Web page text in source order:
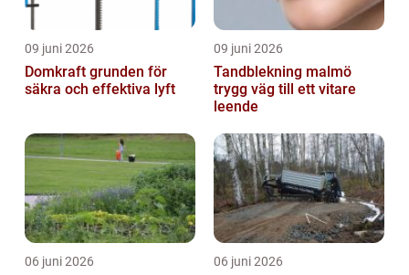
09 juni 2026
Domkraft grunden för
säkra och effektiva lyft
09 juni 2026
Tandblekning malmö
trygg väg till ett vitare
leende
06 juni 2026 06 juni 2026